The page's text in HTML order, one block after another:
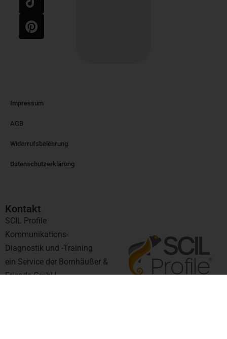
Impressum
AGB
Widerrufsbelehrung
Datenschutzerklärung
Kontakt​
SCIL Profile
Kommunikations-
Diagnostik und -Training
ein Service der Bornhäußer &
Friends GmbH